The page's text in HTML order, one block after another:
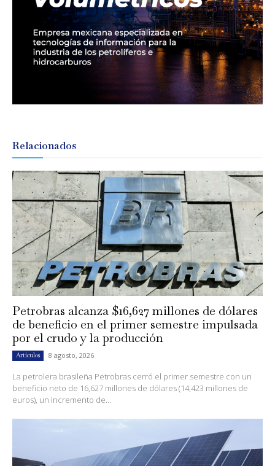
Relacionados
Petrobras alcanza $16,627 millones de dólares
de beneficio en el primer semestre impulsada
por el crudo y la producción
Artículos 8 agosto, 2026
La petrolera brasileña Petrobras cerró el primer semestre con un
beneficio neto de 16,627 millones de dólares (14,423 millones de
euros), un incremento de...